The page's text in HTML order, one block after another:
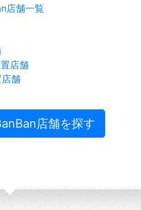
店舗一覧
店舗
舗
店舗を探す